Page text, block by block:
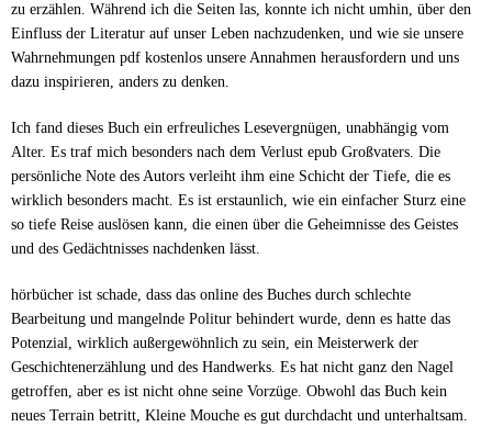
zu erzählen. Während ich die Seiten las, konnte ich nicht umhin, über den
Einfluss der Literatur auf unser Leben nachzudenken, und wie sie unsere
Wahrnehmungen pdf kostenlos unsere Annahmen herausfordern und uns
dazu inspirieren, anders zu denken.
Ich fand dieses Buch ein erfreuliches Lesevergnügen, unabhängig vom
Alter. Es traf mich besonders nach dem Verlust epub Großvaters. Die
persönliche Note des Autors verleiht ihm eine Schicht der Tiefe, die es
wirklich besonders macht. Es ist erstaunlich, wie ein einfacher Sturz eine
so tiefe Reise auslösen kann, die einen über die Geheimnisse des Geistes
und des Gedächtnisses nachdenken lässt.
hörbücher ist schade, dass das online des Buches durch schlechte
Bearbeitung und mangelnde Politur behindert wurde, denn es hatte das
Potenzial, wirklich außergewöhnlich zu sein, ein Meisterwerk der
Geschichtenerzählung und des Handwerks. Es hat nicht ganz den Nagel
getroffen, aber es ist nicht ohne seine Vorzüge. Obwohl das Buch kein
neues Terrain betritt, Kleine Mouche es gut durchdacht und unterhaltsam.